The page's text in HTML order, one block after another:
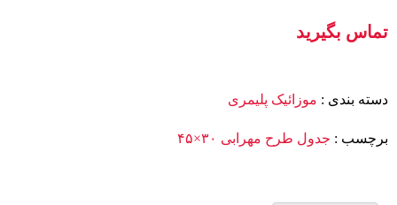
تماس بگیرید
دسته بندی : موزائیک پلیمری
برچسب : جدول طرح مهرابی ۳۰×۴۵